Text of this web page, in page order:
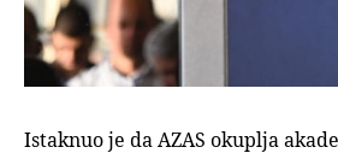
Istaknuo je da AZAS okuplja